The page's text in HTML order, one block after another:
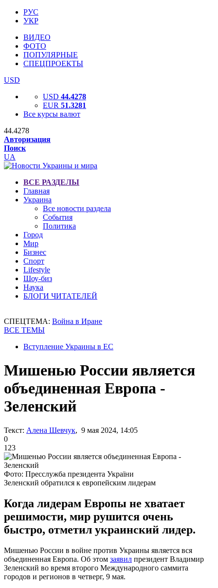
РУС
УКР
ВИДЕО
ФОТО
ПОПУЛЯРНЫЕ
СПЕЦПРОЕКТЫ
USD
USD 44.4278
EUR 51.3281
Все курсы валют
44.4278
Авторизация
Поиск
UA
ВСЕ РАЗДЕЛЫ
Главная
Украина
Все новости раздела
События
Политика
Город
Мир
Бизнес
Спорт
Lifestyle
Шоу-биз
Наука
БЛОГИ ЧИТАТЕЛЕЙ
СПЕЦТЕМА: Война в Иране
ВСЕ ТЕМЫ
Вступление Украины в ЕС
Мишенью России является
объединенная Европа -
Зеленский
Текст: Алена Шевчук, 9 мая 2024, 14:05
0
123
Фото: Пресслужба президента України
Зеленский обратился к европейским лидерам
Когда лидерам Европы не хватает
решимости, мир рушится очень
быстро, отметил украинский лидер.
Мишенью России в войне против Украины является вся
объединенная Европа. Об этом заявил президент Владимир
Зеленский во время второго Международного саммита
городов и регионов в четверг, 9 мая.